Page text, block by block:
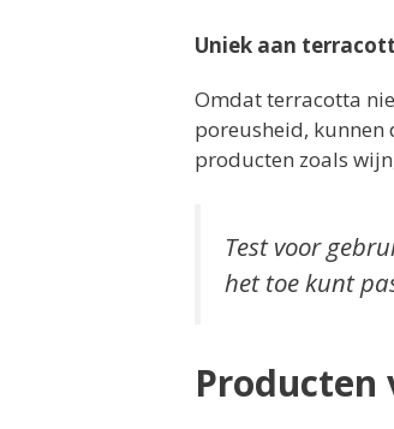
Uniek aan
Omdat terracotta
poreusheid, kunnen
producten zoals
Test voor
het toe kunt